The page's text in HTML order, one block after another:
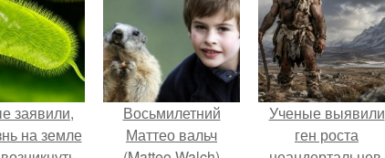
заявили,
на земле
Восьмилетний
Маттео вальч
Ученые выявили
ген роста